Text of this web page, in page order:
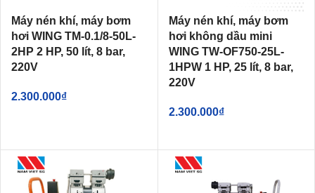
Máy nén khí, máy bơm
hơi WING TM-0.1/8-50L-
2HP 2 HP, 50 lít, 8 bar,
220V
2.300.000₫
Máy nén khí, máy bơm
hơi không dầu mini
WING TW-OF750-25L-
1HPW 1 HP, 25 lít, 8 bar,
220V
2.300.000₫